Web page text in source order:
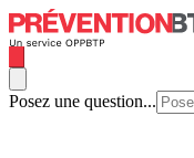
Posez une question...